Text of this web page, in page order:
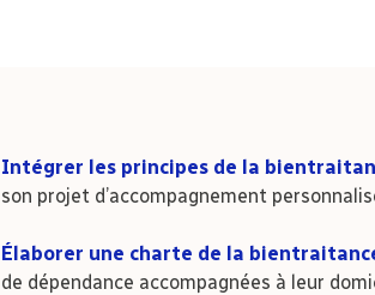
Intégrer les principes de la
son projet d’accompagnement
Élaborer une charte de la
de dépendance accompagnées à leur